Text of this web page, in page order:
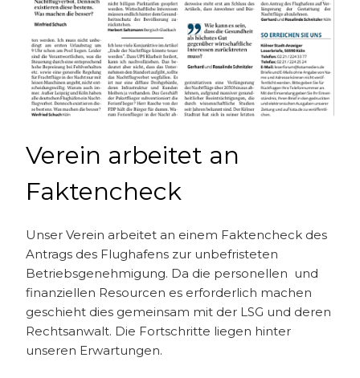
Verein arbeitet an
Faktencheck
Unser Verein arbeitet an einem Faktencheck des
Antrags des Flughafens zur unbefristeten
Betriebsgenehmigung. Da die personellen und
finanziellen Resourcen es erforderlich machen
geschieht dies gemeinsam mit der LSG und deren
Rechtsanwalt. Die Fortschritte liegen hinter
unseren Erwartungen.